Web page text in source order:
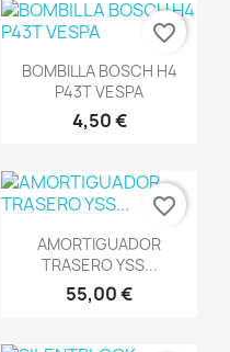
Vista rápida
BOMBILLA BOSCH H4
P43T VESPA
4,50 €
favorite_border
Vista rápida
AMORTIGUADOR
TRASERO YSS...
55,00 €
favorite_border